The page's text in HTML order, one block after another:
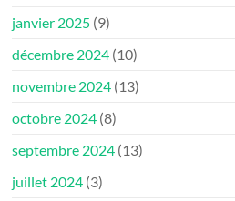
janvier 2025 (9)
décembre 2024 (10)
novembre 2024 (13)
octobre 2024 (8)
septembre 2024 (13)
juillet 2024 (3)